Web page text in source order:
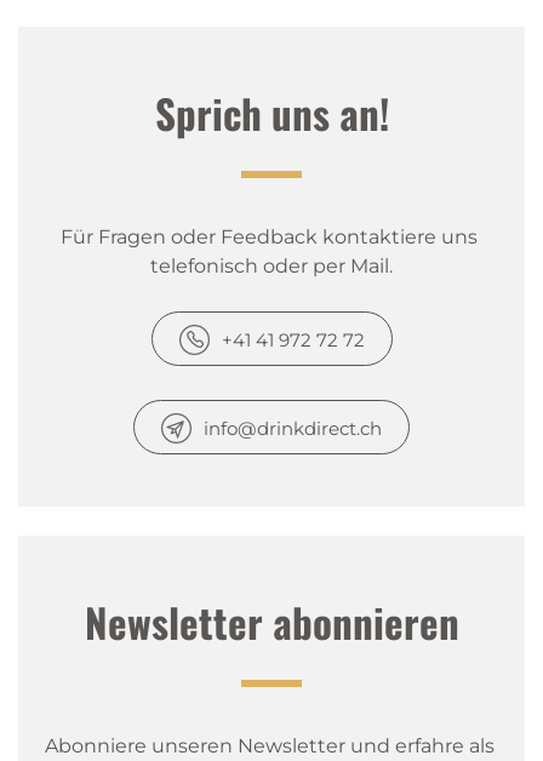
Sprich uns an!
Für Fragen oder Feedback kontaktiere uns
telefonisch oder per Mail.
+41 41 972 72 72
info@drinkdirect.ch
Newsletter abonnieren
Abonniere unseren Newsletter und erfahre als